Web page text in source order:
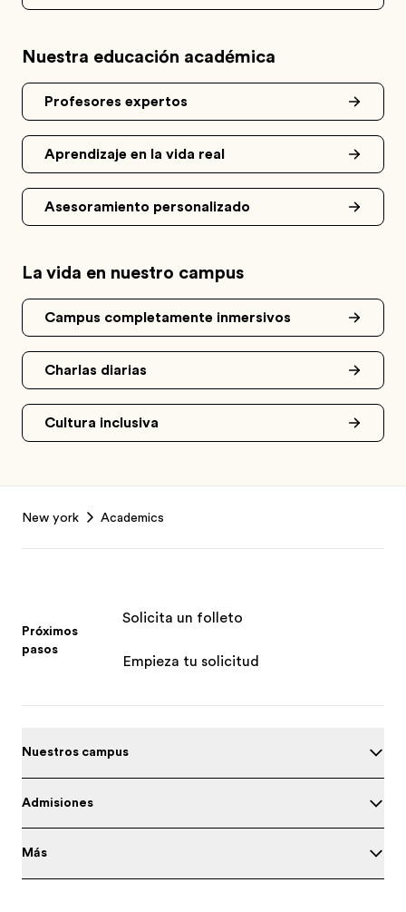
Nuestra educación académica
Profesores expertos
Aprendizaje en la vida real
Asesoramiento personalizado
La vida en nuestro campus
Campus completamente inmersivos
Charlas diarias
Cultura inclusiva
New york Academics
Próximos
pasos
Solicita un folleto
Empieza tu solicitud
Nuestros campus
Admisiones
Más